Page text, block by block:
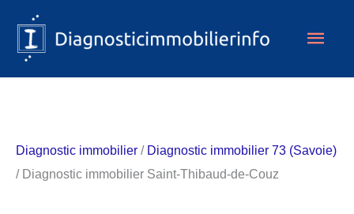
contenu
Diagnostic immobilier / Diagnostic immobilier 73 (Savoie)
/ Diagnostic immobilier Saint-Thibaud-de-Couz